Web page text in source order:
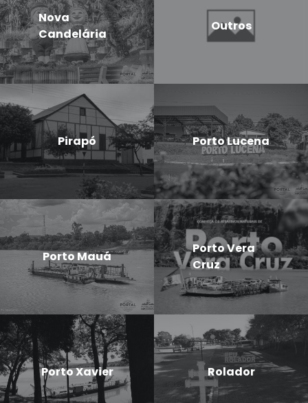
Nova
Candelária
Outros
Pirapó Porto Lucena
Porto Mauá
Porto Vera
Cruz
Porto Xavier Rolador